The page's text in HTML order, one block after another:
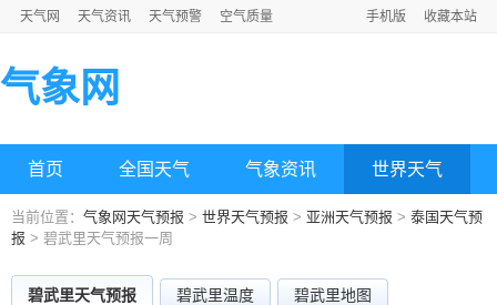
天气网 天气资讯 天气预警 空气质量 手机版 收藏本站
气象网
首页 全国天气 气象资讯 世界天气
当前位置： 气象网天气预报 > 世界天气预报 > 亚洲天气预报 > 泰国天气预
报 > 碧武里天气预报一周
碧武里天气预报 碧武里温度
碧武里地图